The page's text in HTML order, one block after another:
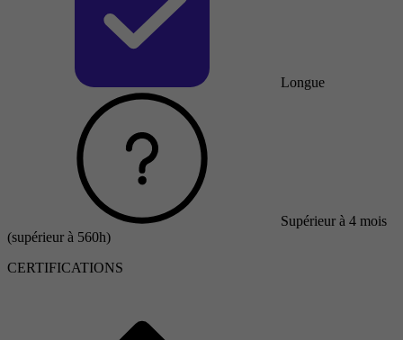
Longue
Supérieur à 4 mois
(supérieur à 560h)
CERTIFICATIONS